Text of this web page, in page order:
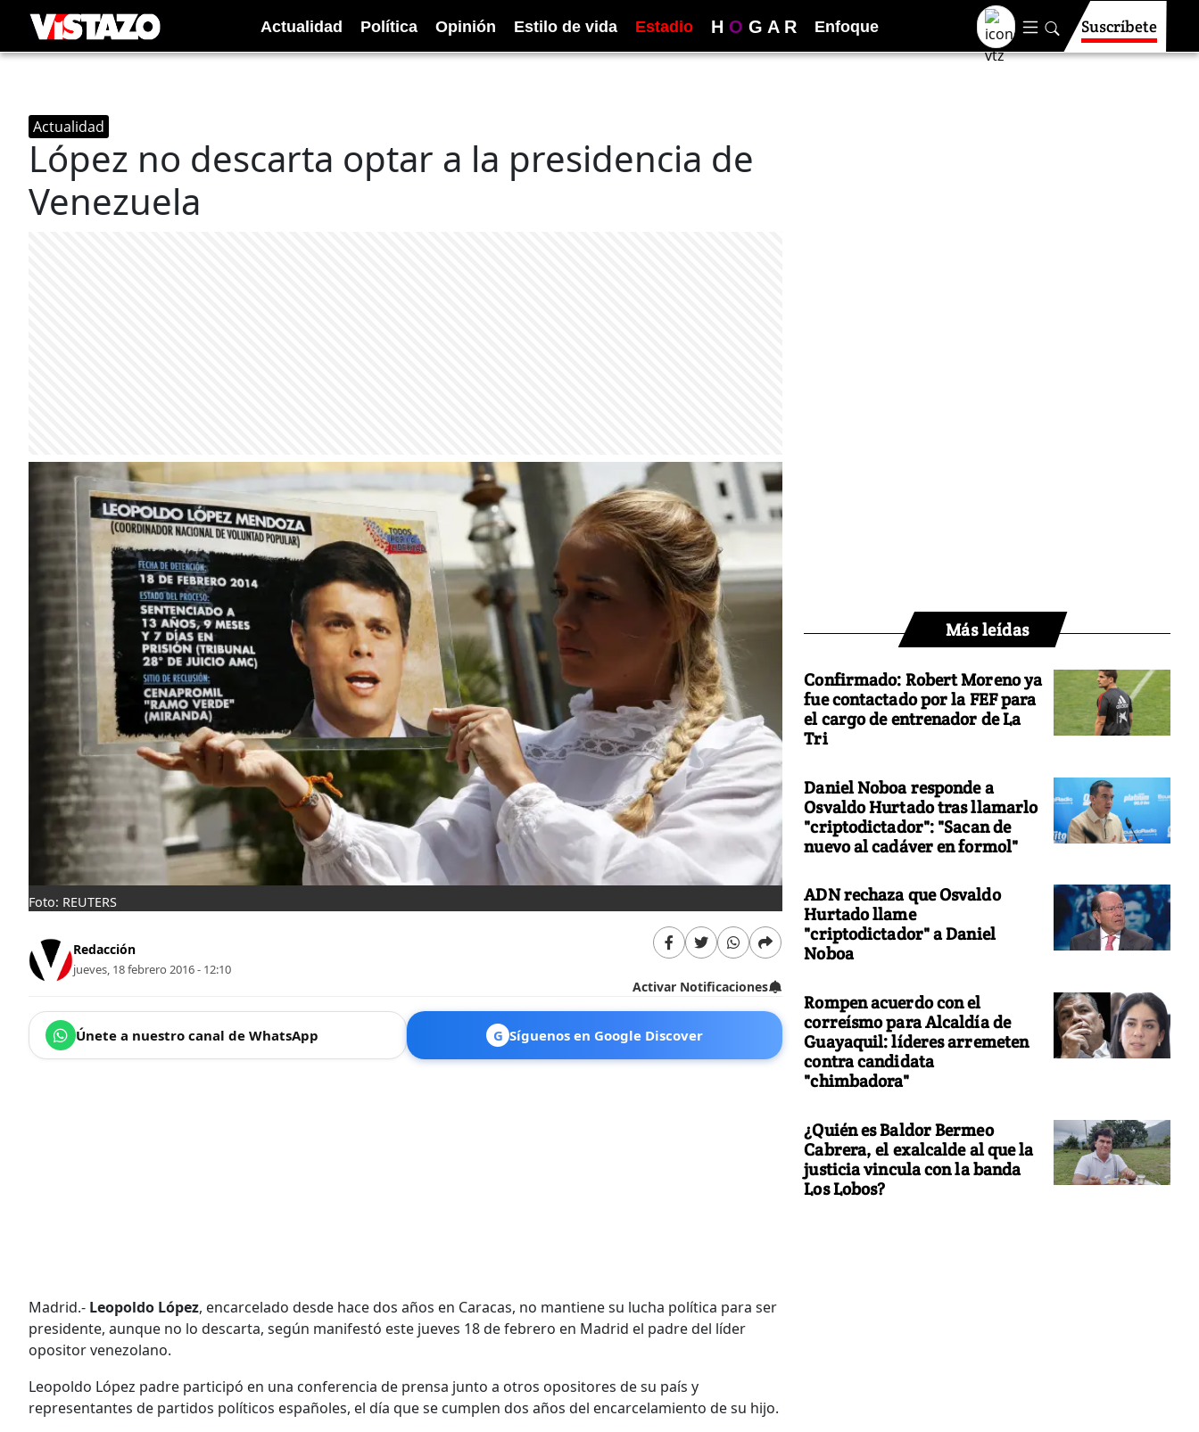
Actualidad Política Opinión Estilo de vida Estadio H O G A R Enfoque Suscríbete
Actualidad
López no descarta optar a la presidencia de
Venezuela
Foto: REUTERS
Redacción
jueves, 18 febrero 2016 - 12:10
Activar Notificaciones
Únete a nuestro canal de WhatsApp G Síguenos en Google Discover
Madrid.- Leopoldo López, encarcelado desde hace dos años en Caracas, no mantiene su lucha política para ser
presidente, aunque no lo descarta, según manifestó este jueves 18 de febrero en Madrid el padre del líder
opositor venezolano.
Leopoldo López padre participó en una conferencia de prensa junto a otros opositores de su país y
representantes de partidos políticos españoles, el día que se cumplen dos años del encarcelamiento de su hijo.
Más leídas
Confirmado: Robert Moreno ya
fue contactado por la FEF para
el cargo de entrenador de La
Tri
Daniel Noboa responde a
Osvaldo Hurtado tras llamarlo
"criptodictador": "Sacan de
nuevo al cadáver en formol"
ADN rechaza que Osvaldo
Hurtado llame
"criptodictador" a Daniel
Noboa
Rompen acuerdo con el
correísmo para Alcaldía de
Guayaquil: líderes arremeten
contra candidata
"chimbadora"
¿Quién es Baldor Bermeo
Cabrera, el exalcalde al que la
justicia vincula con la banda
Los Lobos?